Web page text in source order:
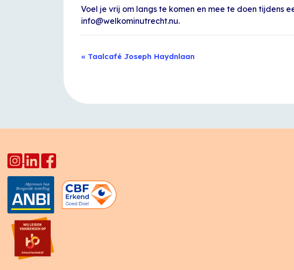
Voel je vrij om langs te komen en mee te doen tijdens
info@welkominutrecht.nu.
Evenement
« Taalcafé Joseph Haydnlaan